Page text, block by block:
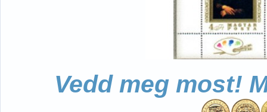
Vedd meg most!